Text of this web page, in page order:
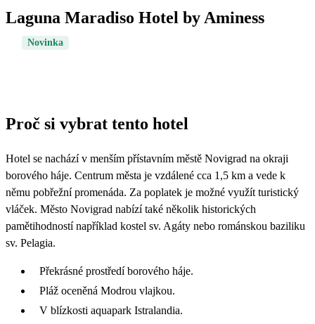
Laguna Maradiso Hotel by Aminess
Novinka
Proč si vybrat tento hotel
Hotel se nachází v menším přístavním městě Novigrad na okraji
borového háje. Centrum města je vzdálené cca 1,5 km a vede k
němu pobřežní promenáda. Za poplatek je možné využít turistický
vláček. Město Novigrad nabízí také několik historických
pamětihodností například kostel sv. Agáty nebo románskou baziliku
sv. Pelagia.
Překrásné prostředí borového háje.
Pláž oceněná Modrou vlajkou.
V blízkosti aquapark Istralandia.